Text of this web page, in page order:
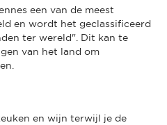
een van de meest
en wordt het geclassificeerd
ter wereld". Dit kan te
van het land om
en wijn terwijl je de